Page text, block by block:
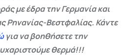
με έδρα την Γερμανία και
Ρηνανίας-Βεστφαλίας. Κάντε
για να βοηθήσετε την
θερμά!!!